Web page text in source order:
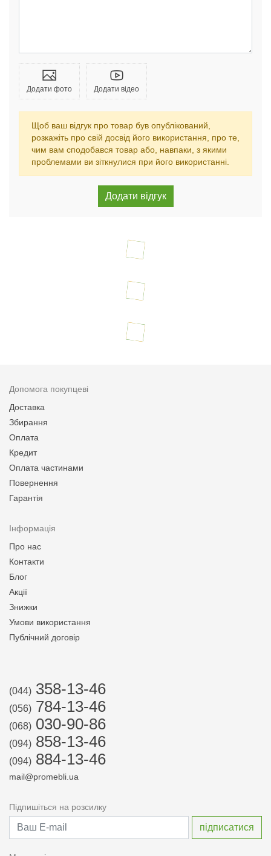
Додати фото Додати відео
Щоб ваш відгук про товар був опублікований,
розкажіть про свій досвід його використання, про те,
чим вам сподобався товар або, навпаки, з якими
проблемами ви зіткнулися при його використанні.
Допомога покупцеві
Доставка
Збирання
Оплата
Кредит
Оплата частинами
Повернення
Гарантія
Інформація
Про нас
Контакти
Блог
Акції
Знижки
Умови використання
Публічний договір
(044) 358-13-46
(056) 784-13-46
(068) 030-90-86
(094) 858-13-46
(094) 884-13-46
mail@promebli.ua
Підпишіться на розсилку